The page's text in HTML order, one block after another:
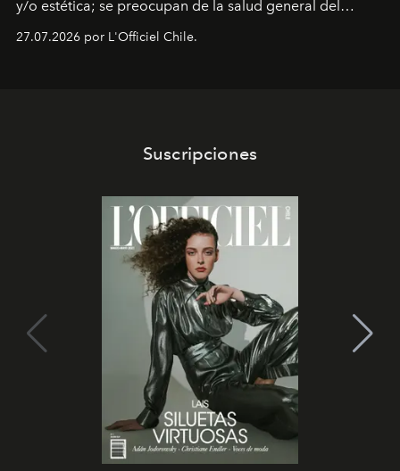
y/o estética; se preocupan de la salud general del
paciente y entienden la prevención como una arista
intransable.
27.07.2026 por L'Officiel Chile.
Suscripciones